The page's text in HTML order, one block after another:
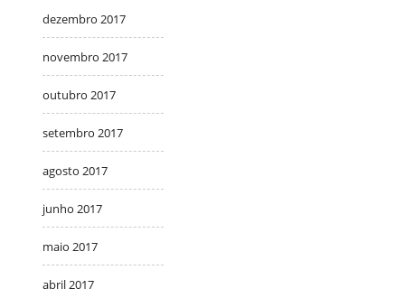
dezembro 2017
novembro 2017
outubro 2017
setembro 2017
agosto 2017
junho 2017
maio 2017
abril 2017